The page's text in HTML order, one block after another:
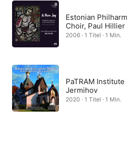
Estonian
Choir, Paul Hillier
2006 · 1 Titel · 1 Min.
PaTRAM
Jermihov
2020 · 1 Titel · 1 Min.